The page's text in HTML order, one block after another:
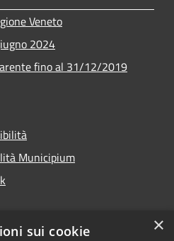
Veneto
2024
fino al 31/12/2019
Municipium
×
sui cookie